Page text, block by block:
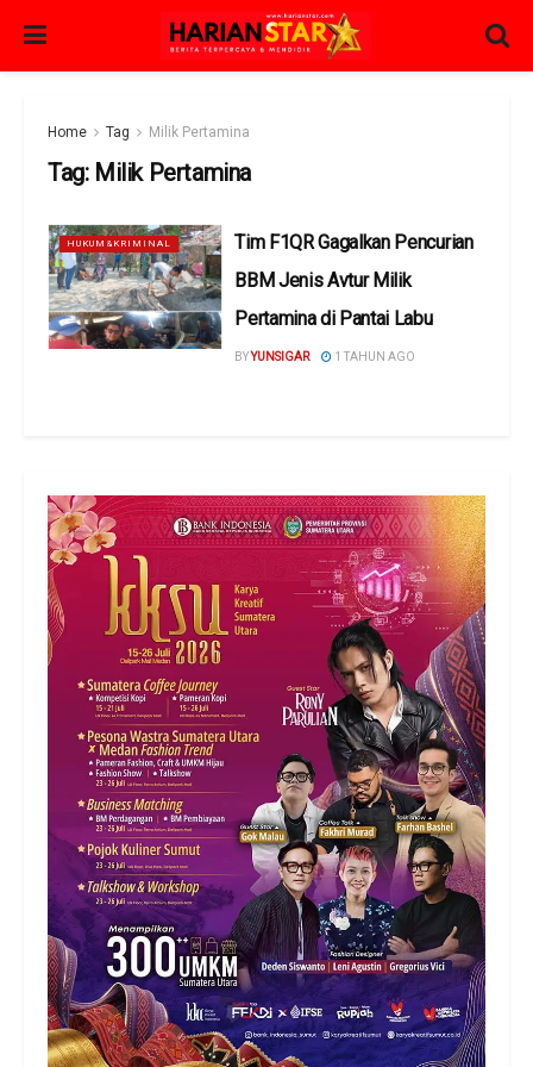
Home Tag Milik Pertamina
Tag: Milik Pertamina
HUKUM&KRIMINAL
Tim F1QR Gagalkan Pencurian
BBM Jenis Avtur Milik
Pertamina di Pantai Labu
BYYUNSIGAR 1 TAHUN AGO